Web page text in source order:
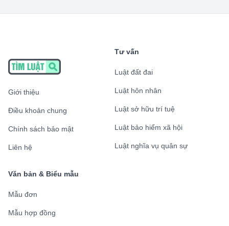
Giới thiệu
Điều khoản chung
Chính sách bảo mật
Liên hệ
Tư vấn
Luật đất đai
Luật hôn nhân
Luật sở hữu trí tuệ
Luật bảo hiểm xã hội
Luật nghĩa vụ quân sự
Văn bản & Biểu mẫu
Mẫu đơn
Mẫu hợp đồng